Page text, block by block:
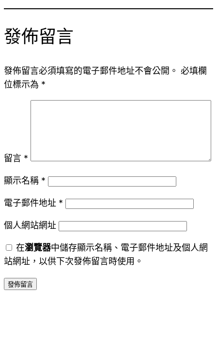
發佈留言
發佈留言必須填寫的電子郵件地址不會公開。 必填欄
位標示為 *
留言 *
顯示名稱 *
電子郵件地址 *
個人網站網址
在瀏覽器中儲存顯示名稱、電子郵件地址及個人網
站網址，以供下次發佈留言時使用。